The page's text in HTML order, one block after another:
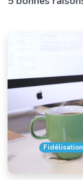
Fidélisation